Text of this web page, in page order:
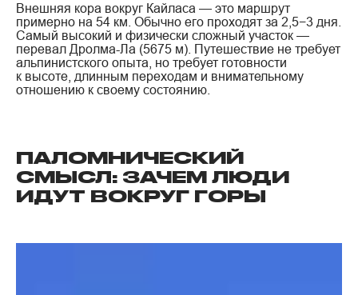
Внешняя кора вокруг Кайласа — это маршрут
примерно на 54 км. Обычно его проходят за 2,5−3 дня.
Самый высокий и физически сложный участок —
перевал Дролма-Ла (5675 м). Путешествие не требует
альпинистского опыта, но требует готовности
к высоте, длинным переходам и внимательному
отношению к своему состоянию.
ПАЛОМНИЧЕСКИЙ
СМЫСЛ: ЗАЧЕМ ЛЮДИ
ИДУТ ВОКРУГ ГОРЫ